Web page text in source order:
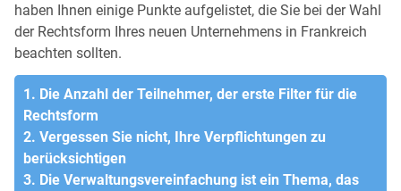
haben Ihnen einige Punkte aufgelistet, die Sie bei der Wahl
der Rechtsform Ihres neuen Unternehmens in Frankreich
beachten sollten.
1. Die Anzahl der Teilnehmer, der erste Filter für die
Rechtsform
2. Vergessen Sie nicht, Ihre Verpflichtungen zu
berücksichtigen
3. Die Verwaltungsvereinfachung ist ein Thema, das